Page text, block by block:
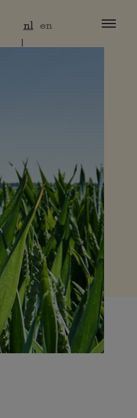
nl en